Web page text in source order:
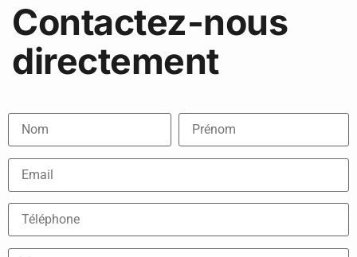
Contactez-nous
directement